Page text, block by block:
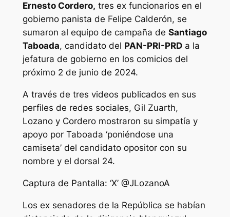
Ernesto Cordero, tres ex funcionarios en el
gobierno panista de Felipe Calderón, se
sumaron al equipo de campaña de Santiago
Taboada, candidato del PAN-PRI-PRDa la
jefatura de gobierno en los comicios del
próximo 2 de junio de 2024.
A través de tres videos publicados en sus
perfiles de redes sociales, Gil Zuarth,
Lozano y Cordero mostraron su simpatía y
apoyo por Taboada ‘poniéndose una
camiseta’ del candidato opositor con su
nombre y el dorsal 24.
Captura de Pantalla: ‘X’ @JLozanoA
Los ex senadores de la República se habían